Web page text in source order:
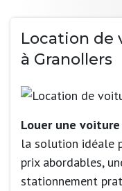
Location de
à Granollers
Louer une
la solution idéale
prix abordables,
stationnement